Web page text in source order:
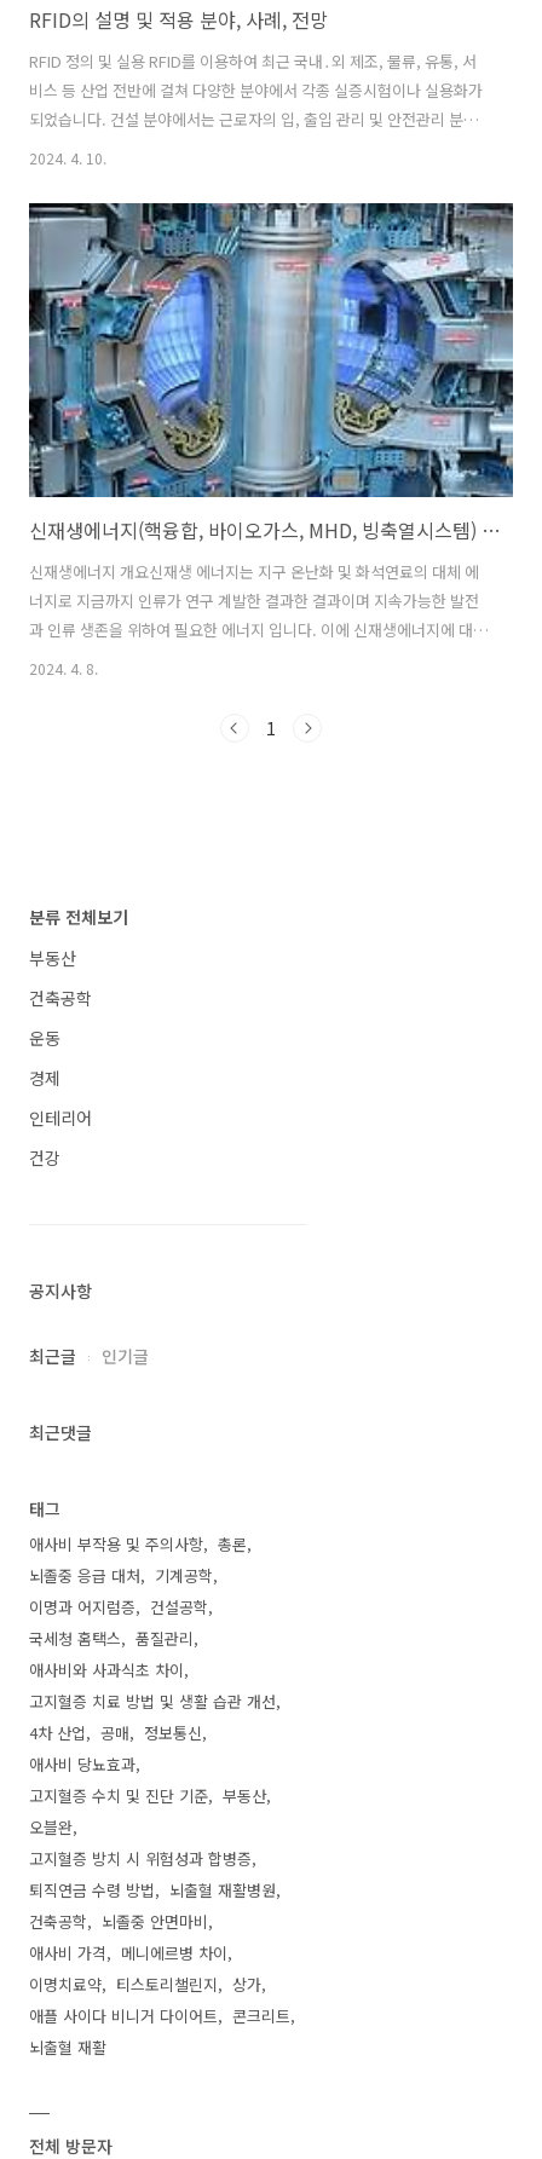
RFID의 설명 및 적용 분야, 사례, 전망
RFID 정의 및 실용 RFID를 이용하여 최근 국내․외 제조, 물류, 유통, 서
비스 등 산업 전반에 걸쳐 다양한 분야에서 각종 실증시험이나 실용화가
되었습니다. 건설 분야에서는 근로자의 입, 출입 관리 및 안전관리 분야
에 활용되고 있습니다. 유통, 물류, 제조, 공공서비스, 방위산업 등 산업
례 RFID 대표적 적용 분야 ○ 유통․물류 분야 Item(단품), Box, Pallet
등에 RFID 태그를 부착해 상품의 출고에서 배송, 재고 등에 이르기까지
의 전 과정을 Real-Time으로 추적, Monitoring 할 수 있는 시스템으로
화물추적, 창고관리, 매장관리, 재고관리, 판매관리, 자산관리 등의 분야
에 적용하고 있습니다...
2024. 4. 10.
신재생에너지(핵융합, 바이오가스, MHD, 빙축열시스템) 기술 소개
신재생에너지 개요신재생 에너지는 지구 온난화 및 화석연료의 대체 에
너지로 지금까지 인류가 연구 계발한 결과한 결과이며 지속가능한 발전
과 인류 생존을 위하여 필요한 에너지 입니다. 이에 신재생에너지에 대해
종류 및 기술을 소개하고자 이글을 작성 했습니다.핵융합 에너지핵융합
뀌는 반응원리입니다. 바닷물 내부에 0.015%의 비율로 포함된 중수소
2024. 4. 8.
1
분류 전체보기
부동산
건축공학
운동
경제
인테리어
건강
공지사항
최근글 인기글
최근댓글
태그
애사비 부작용 및 주의사항
총론
뇌졸중 응급 대처
기계공학
이명과 어지럼증
건설공학
국세청 홈택스
품질관리
애사비와 사과식초 차이
고지혈증 치료 방법 및 생활 습관 개선
4차 산업
공매
정보통신
애사비 당뇨효과
고지혈증 수치 및 진단 기준
부동산
오블완
고지혈증 방치 시 위험성과 합병증
퇴직연금 수령 방법
뇌출혈 재활병원
건축공학
뇌졸중 안면마비
애사비 가격
메니에르병 차이
이명치료약
티스토리챌린지
상가
애플 사이다 비니거 다이어트
콘크리트
뇌출혈 재활
전체 방문자